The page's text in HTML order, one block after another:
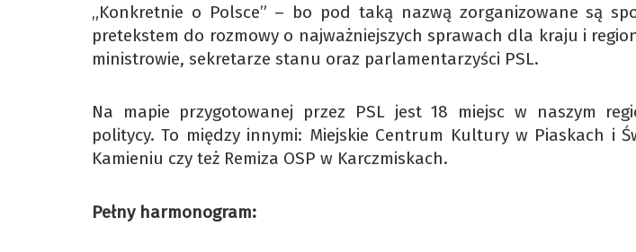
„Konkretnie o Polsce” – bo pod taką nazwą zorganizowane są
pretekstem do rozmowy o najważniejszych sprawach dla kraju i
ministrowie, sekretarze stanu oraz parlamentarzyści PSL.
Na mapie przygotowanej przez PSL jest 18 miejsc w naszym
politycy. To między innymi: Miejskie Centrum Kultury w Piaskach i
Kamieniu czy też Remiza OSP w Karczmiskach.
Pełny harmonogram: